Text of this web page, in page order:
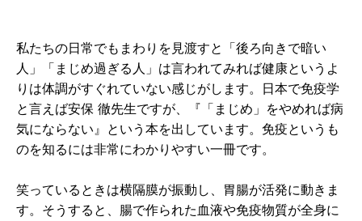
私たちの日常でもまわりを見渡すと「後ろ向きで暗い
人」「まじめ過ぎる人」は言われてみれば健康というよ
りは体調がすぐれていない感じがします。日本で免疫学
と言えば安保 徹先生ですが、『「まじめ」をやめれば病
気にならない』という本を出しています。免疫というも
のを知るには非常にわかりやすい一冊です。
笑っているときは横隔膜が振動し、胃腸が活発に動きま
す。そうすると、腸で作られた血液や免疫物質が全身に